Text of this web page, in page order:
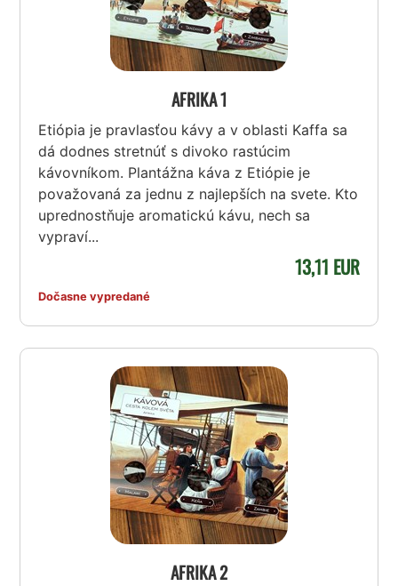
AFRIKA 1
Etiópia je pravlasťou kávy a v oblasti Kaffa sa
dá dodnes stretnúť s divoko rastúcim
kávovníkom. Plantážna káva z Etiópie je
považovaná za jednu z najlepších na svete. Kto
uprednostňuje aromatickú kávu, nech sa
vypraví...
Dočasne vypredané
13,11 EUR
AFRIKA 2